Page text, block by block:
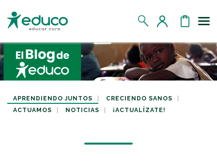
MIS DATOS
MIS APADRINADOS
MIS RETOS SOLIDARIOS
APRENDIENDO JUNTOS
CRECIENDO SANOS
ACTUAMOS
NOTICIAS ¡ACTUALÍZATE!